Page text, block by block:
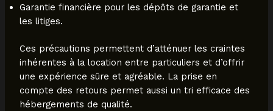
Garantie financière pour les dépôts de garantie et
les litiges.
Ces précautions permettent d’atténuer les craintes
inhérentes à la location entre particuliers et d’offrir
une expérience sûre et agréable. La prise en
compte des retours permet aussi un tri efficace des
hébergements de qualité.